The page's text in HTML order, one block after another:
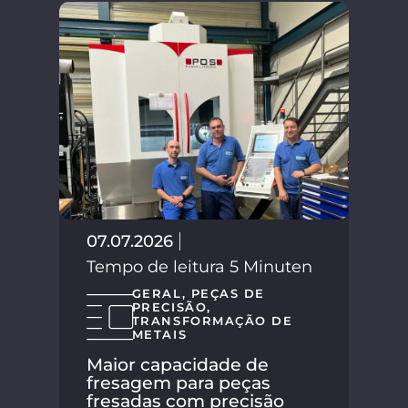
07.07.2026
Tempo de leitura 5 Minuten
GERAL, PEÇAS DE
PRECISÃO,
TRANSFORMAÇÃO DE
METAIS
Maior capacidade de
fresagem para peças
fresadas com precisão